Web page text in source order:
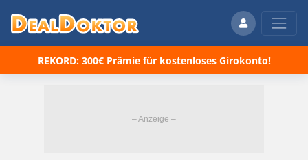
REKORD: 300€ Prämie für kostenloses Girokonto!